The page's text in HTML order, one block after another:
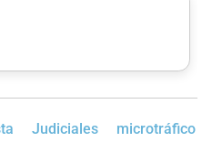
Judiciales microtráfico